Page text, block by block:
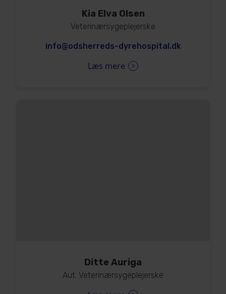
Kia Elva Olsen
Veterinærsygeplejerske
info@odsherreds-dyrehospital.dk
Læs mere
Ditte Auriga
Aut. Veterinærsygeplejerske